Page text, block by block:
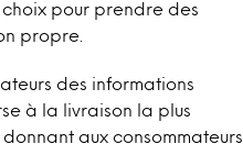
pour prendre des
propre.
des informations
à la livraison la plus
aux consommateurs